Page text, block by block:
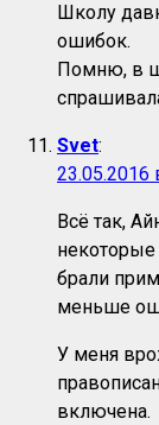
Школу
ошибок.
Помню, в
Svet:
23.05.2016
Всё так,
брали
меньше
У меня
включена.